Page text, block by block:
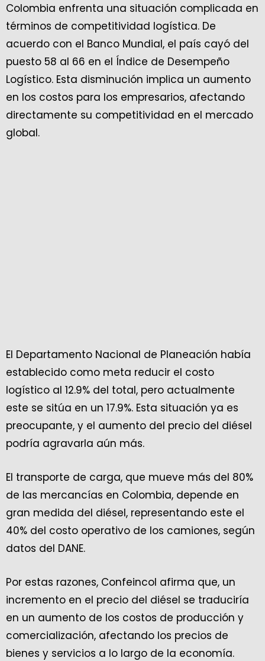
Colombia enfrenta una situación complicada en
términos de competitividad logística. De
acuerdo con el Banco Mundial, el país cayó del
puesto 58 al 66 en el Índice de Desempeño
Logístico. Esta disminución implica un aumento
en los costos para los empresarios, afectando
directamente su competitividad en el mercado
global.
El Departamento Nacional de Planeación había
establecido como meta reducir el costo
logístico al 12.9% del total, pero actualmente
este se sitúa en un 17.9%. Esta situación ya es
preocupante, y el aumento del precio del diésel
podría agravarla aún más.
El transporte de carga, que mueve más del 80%
de las mercancías en Colombia, depende en
gran medida del diésel, representando este el
40% del costo operativo de los camiones, según
datos del DANE.
Por estas razones, Confeincol afirma que, un
incremento en el precio del diésel se traduciría
en un aumento de los costos de producción y
comercialización, afectando los precios de
bienes y servicios a lo largo de la economía.